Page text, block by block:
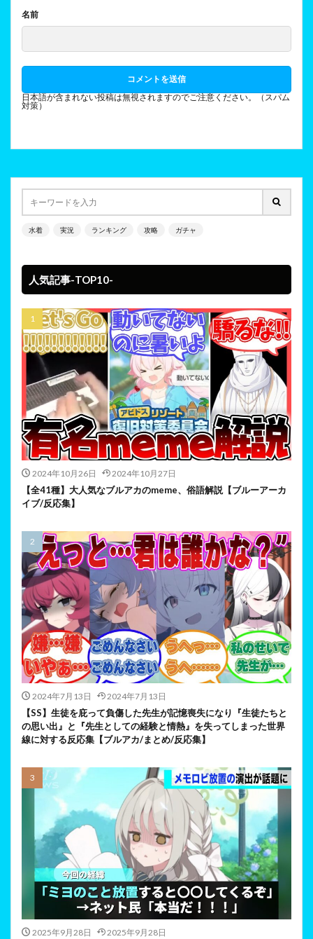
名前
日本語が含まれない投稿は無視されますのでご注意ください。（スパム
対策）
水着 実況 ランキング 攻略 ガチャ
人気記事-TOP10-
2024年10月26日 2024年10月27日
【全41種】大人気なブルアカのmeme、俗語解説【ブルーアーカ
イブ/反応集】
2024年7月13日 2024年7月13日
【SS】生徒を庇って負傷した先生が記憶喪失になり『生徒たちと
の思い出』と『先生としての経験と情熱』を失ってしまった世界
線に対する反応集【ブルアカ/まとめ/反応集】
2025年9月28日 2025年9月28日